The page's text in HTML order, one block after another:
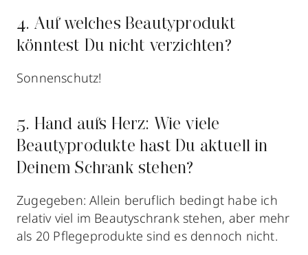
4. Auf welches Beautyprodukt
könntest Du nicht verzichten?
Sonnenschutz!
5. Hand aufs Herz: Wie viele
Beautyprodukte hast Du aktuell in
Deinem Schrank stehen?
Zugegeben: Allein beruflich bedingt habe ich
relativ viel im Beautyschrank stehen, aber mehr
als 20 Pflegeprodukte sind es dennoch nicht.